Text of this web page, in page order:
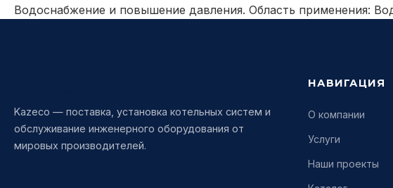
Водоснабжение и повышение давления. Область применения:
Kazeco — поставка, установка котельных систем и
обслуживание инженерного оборудования от
мировых производителей.
НАВИГАЦИЯ
О компании
Услуги
Наши проекты